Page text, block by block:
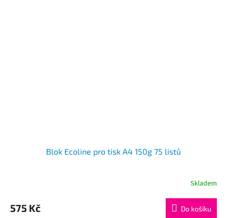
Blok Ecoline pro tisk A4 150g 75 listů
Skladem
575 Kč Do košíku